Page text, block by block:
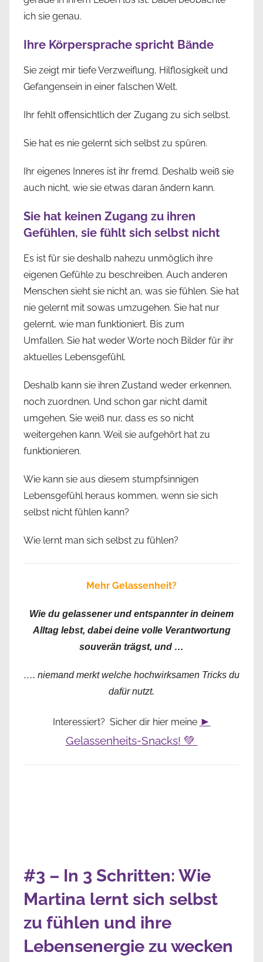
ich sie genau.
Ihre Körpersprache spricht Bände
Sie zeigt mir tiefe Verzweiflung, Hilflosigkeit und
Gefangensein in einer falschen Welt.
Ihr fehlt offensichtlich der Zugang zu sich selbst.
Sie hat es nie gelernt sich selbst zu spüren.
Ihr eigenes Inneres ist ihr fremd. Deshalb weiß sie
auch nicht, wie sie etwas daran ändern kann.
Sie hat keinen Zugang zu ihren
Gefühlen, sie fühlt sich selbst nicht
Es ist für sie deshalb nahezu unmöglich ihre
eigenen Gefühle zu beschreiben. Auch anderen
Menschen sieht sie nicht an, was sie fühlen. Sie hat
nie gelernt mit sowas umzugehen. Sie hat nur
gelernt, wie man funktioniert. Bis zum
Umfallen. Sie hat weder Worte noch Bilder für ihr
aktuelles Lebensgefühl.
Deshalb kann sie ihren Zustand weder erkennen,
noch zuordnen. Und schon gar nicht damit
umgehen. Sie weiß nur, dass es so nicht
weitergehen kann. Weil sie aufgehört hat zu
funktionieren.
Wie kann sie aus diesem stumpfsinnigen
Lebensgefühl heraus kommen, wenn sie sich
selbst nicht fühlen kann?
Wie lernt man sich selbst zu fühlen?
Mehr Gelassenheit?
Wie du gelassener und entspannter in deinem
Alltag lebst, dabei deine volle Verantwortung
souverän trägst, und …
…. niemand merkt welche hochwirksamen Tricks du
dafür nutzt.
Interessiert? Sicher dir hier meine ►
Gelassenheits-Snacks! 💚
#3 – In 3 Schritten: Wie
Martina lernt sich selbst
zu fühlen und ihre
Lebensenergie zu wecken